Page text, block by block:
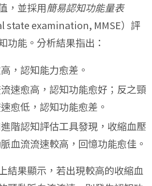
，並採用簡易認知功能量表
state examination, MMSE）評
功能。分析結果指出：
，認知能力愈差。
速愈高，認知功能愈好；反之頸
愈低，認知功能愈差。
階認知評估工具發現，收縮血壓
血流流速較高，回憶功能愈佳。
結果顯示，若出現較高的收縮血